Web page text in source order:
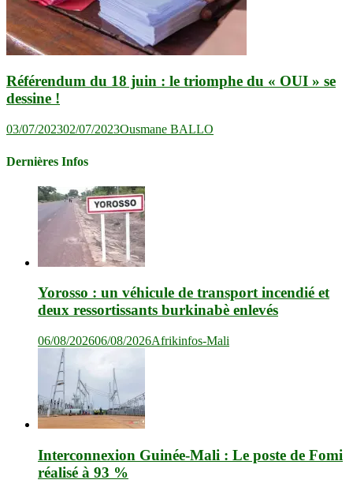
Référendum du 18 juin : le triomphe du « OUI » se
dessine !
03/07/202302/07/2023Ousmane BALLO
Dernières Infos
Yorosso : un véhicule de transport incendié et
deux ressortissants burkinabè enlevés
06/08/202606/08/2026Afrikinfos-Mali
Interconnexion Guinée-Mali : Le poste de Fomi
réalisé à 93 %